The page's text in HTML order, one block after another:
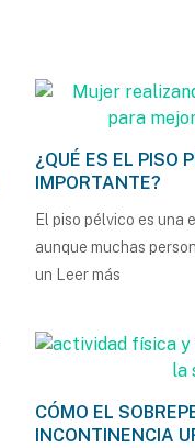
¿QUÉ ES EL PISO
IMPORTANTE?
El piso pélvico es una
aunque muchas
un Leer más
CÓMO EL
INCONTINENCIA